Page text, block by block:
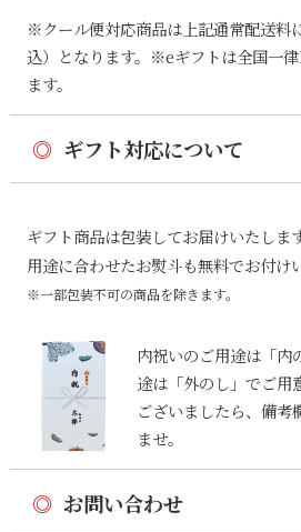
※クール便対応商品は上記通常配送料
込）となります。※eギフトは全国一
ます。
◎ ギフト対応について
ギフト商品は包装してお届けいたします
用途に合わせたお熨斗も無料でお付け
※一部包装不可の商品を除きます。
内祝いのご用途は「内
途は「外のし」でご用
ございましたら、備考
ませ。
◎ お問い合わせ